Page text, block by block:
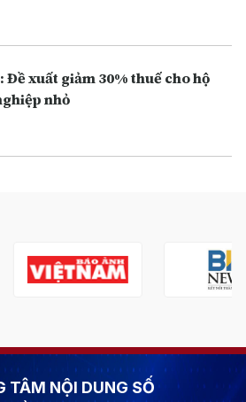
Đề xuất giảm 30% thuế cho hộ
nhỏ
TÂM NỘI DUNG SỐ